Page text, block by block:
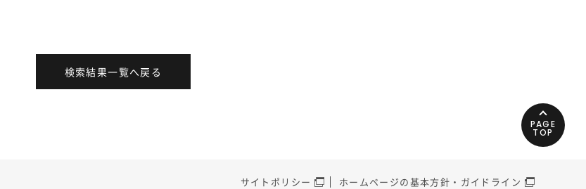
検索結果一覧へ戻る
サイトポリシー ホームページの基本方針・ガイドライン
PAGE
TOP